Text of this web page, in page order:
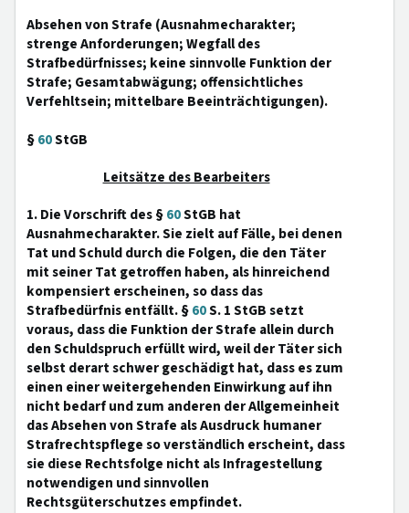
Absehen von Strafe (Ausnahmecharakter;
strenge Anforderungen; Wegfall des
Strafbedürfnisses; keine sinnvolle Funktion der
Strafe; Gesamtabwägung; offensichtliches
Verfehltsein; mittelbare Beeinträchtigungen).
§60StGB
Leitsätze des Bearbeiters
1. Die Vorschrift des §60StGB hat
Ausnahmecharakter. Sie zielt auf Fälle, bei denen
Tat und Schuld durch die Folgen, die den Täter
mit seiner Tat getroffen haben, als hinreichend
kompensiert erscheinen, so dass das
Strafbedürfnis entfällt. §60S. 1 StGB setzt
voraus, dass die Funktion der Strafe allein durch
den Schuldspruch erfüllt wird, weil der Täter sich
selbst derart schwer geschädigt hat, dass es zum
einen einer weitergehenden Einwirkung auf ihn
nicht bedarf und zum anderen der Allgemeinheit
das Absehen von Strafe als Ausdruck humaner
Strafrechtspflege so verständlich erscheint, dass
sie diese Rechtsfolge nicht als Infragestellung
notwendigen und sinnvollen
Rechtsgüterschutzes empfindet.